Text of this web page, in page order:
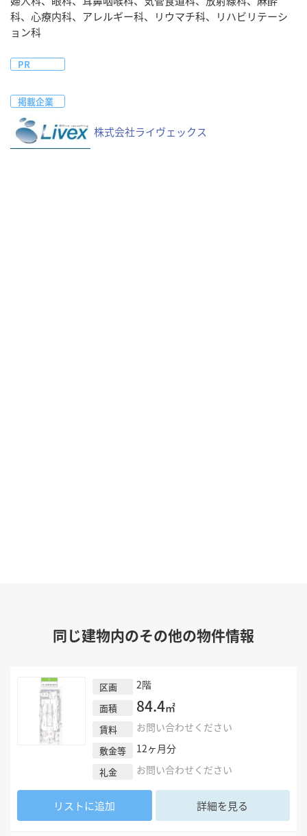
科、心療内科、アレルギー科、リウマチ科、リハビリテーシ
ョン科
PR
掲載企業
株式会社ライヴェックス
同じ建物内のその他の物件情報
区画 2階
面積 84.4㎡
賃料 お問い合わせください
敷金等 12ヶ月分
礼金 お問い合わせください
リストに追加 詳細を見る